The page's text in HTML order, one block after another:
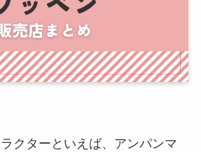
クターといえば、アンパンマ